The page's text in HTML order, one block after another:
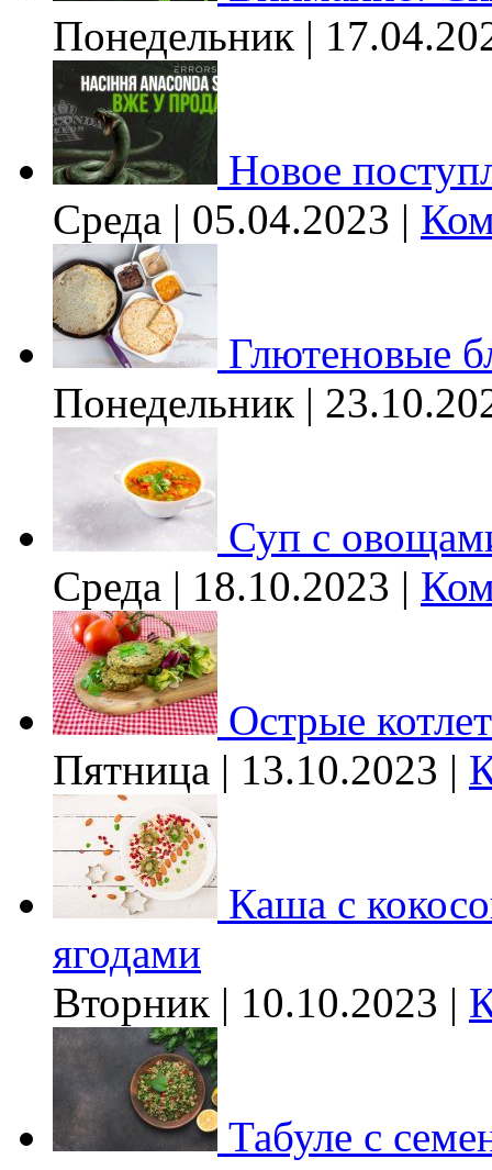
Понедельник |
Новое
Среда | 05.04.2023 |
Глютеновые
Понедельник |
Суп с
Среда | 18.10.2023 |
Острые
Пятница | 13.10.2023 |
Каша с
ягодами
Вторник | 10.10.2023 |
Табуле с